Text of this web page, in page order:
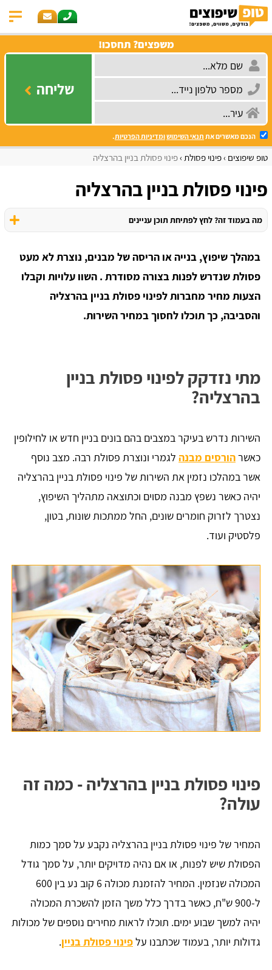
משפצים? תחסכו!
שליחה
הנכם מאשרים את תנאי השימושומדיניות הפרטיות.
טופ שיפוצים פינוי פסולת פינוי פסולת בניין בהרצליה
פינוי פסולת בניין בהרצליה
מה בעמוד זה? לחץ לפתיחת תוכן עניינים
במהלך שיפוץ, בנייה או הריסה של מבנים, נוצרת לא מעט
פסולת שנדרש לפנות בצורה מסודרת . השוו עלויות וקבלו
הצעות מחיר מחברות לפינוי פסולת בניין בהרצליה
והסביבה, כך תוכלו לחסוך במחיר השירות.
מתי נזדקק לפינוי פסולת בניין
בהרצליה?
השירות נדרש בעיקר במצבים בהם בונים בניין חדש או לחילופין
כאשרהורסים מבנה לגמרי ונוצרת פסולת רבה. מצב נוסף
אשר במהלכו נזמין את השירות של פינוי פסולת בניין בהרצליה
יהיה כאשר נשפץ מבנה מסוים וכתוצאה מתהליך השיפוץ,
נצטרך לזרוק חומרים שונים, החל ממתכות שונות, בטון,
פלסטיק ועוד.
פינוי פסולת בניין בהרצליה - כמה זה
עולה?
המחיר של פינוי פסולת בניין בהרצליה נקבע על סמך כמות
הפסולת שיש לפנות, או אם נהיה מדויקים יותר, על סמך גודל
המכולה שנזמין. המחיר להזמנת מכולה 6 קוב נע בין 600
ל-900 ש"ח, כאשר בדרך כלל משך הזמן להשכרת המכולה
יהיה למשך שבוע ימים. תוכלו לראות מחירים נוספים של מכולות
גדולות יותר, בעמוד שכתבנו עלפינוי פסולת בניין.